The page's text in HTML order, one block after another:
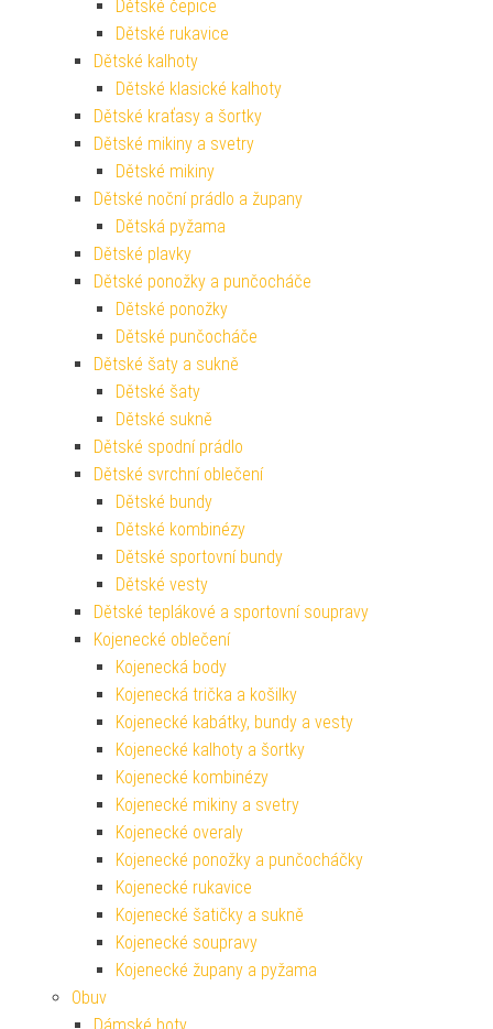
Dětské čepice
Dětské rukavice
Dětské kalhoty
Dětské klasické kalhoty
Dětské kraťasy a šortky
Dětské mikiny a svetry
Dětské mikiny
Dětské noční prádlo a župany
Dětská pyžama
Dětské plavky
Dětské ponožky a punčocháče
Dětské ponožky
Dětské punčocháče
Dětské šaty a sukně
Dětské šaty
Dětské sukně
Dětské spodní prádlo
Dětské svrchní oblečení
Dětské bundy
Dětské kombinézy
Dětské sportovní bundy
Dětské vesty
Dětské teplákové a sportovní soupravy
Kojenecké oblečení
Kojenecká body
Kojenecká trička a košilky
Kojenecké kabátky, bundy a vesty
Kojenecké kalhoty a šortky
Kojenecké kombinézy
Kojenecké mikiny a svetry
Kojenecké overaly
Kojenecké ponožky a punčocháčky
Kojenecké rukavice
Kojenecké šatičky a sukně
Kojenecké soupravy
Kojenecké župany a pyžama
Obuv
Dámské boty